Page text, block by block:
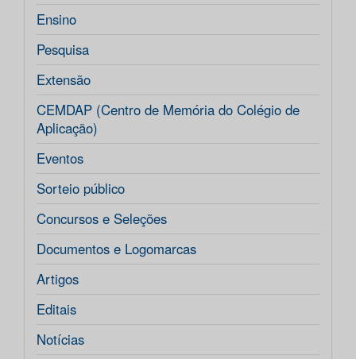
Ensino
Pesquisa
Extensão
CEMDAP (Centro de Memória do Colégio de
Aplicação)
Eventos
Sorteio público
Concursos e Seleções
Documentos e Logomarcas
Artigos
Editais
Notícias